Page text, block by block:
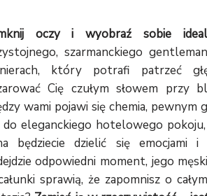
oczy i wyobraź sobie
szarmanckiego
który potrafi patrzeć
Cię czułym słowem przy
wami pojawi się chemia, pewnym
do eleganckiego hotelowego
będziecie dzielić się emocjami i
odpowiedni moment, jego
sprawią, że zapomnisz o